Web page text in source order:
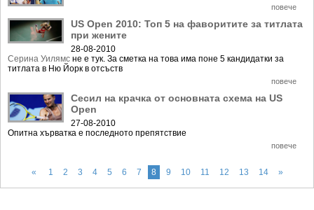
повече
US Open 2010: Топ 5 на фаворитите за титлата
при жените
28-08-2010
Серина Уилямс не е тук. За сметка на това има поне 5 кандидатки за
титлата в Ню Йорк в отсъств
повече
Сесил на крачка от основната схема на US
Open
27-08-2010
Опитна хърватка е последното препятствие
повече
« 1 2 3 4 5 6 7 8 9 10 11 12 13 14 »